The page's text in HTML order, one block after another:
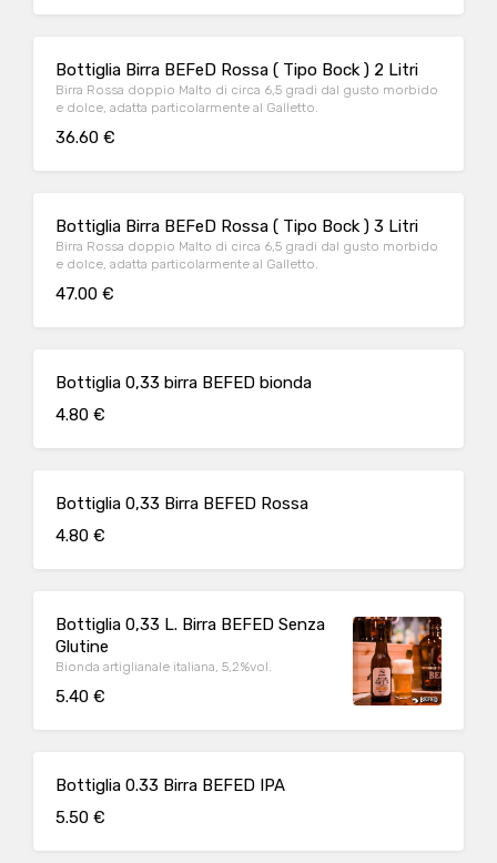
Bottiglia Birra BEFeD Rossa ( Tipo Bock ) 2 Litri
Birra Rossa doppio Malto di circa 6,5 gradi dal gusto morbido
e dolce, adatta particolarmente al Galletto.
36.60 €
Bottiglia Birra BEFeD Rossa ( Tipo Bock ) 3 Litri
Birra Rossa doppio Malto di circa 6,5 gradi dal gusto morbido
e dolce, adatta particolarmente al Galletto.
47.00 €
Bottiglia 0,33 birra BEFED bionda
4.80 €
Bottiglia 0,33 Birra BEFED Rossa
4.80 €
Bottiglia 0,33 L. Birra BEFED Senza
Glutine
Bionda artiglianale italiana, 5,2%vol.
5.40 €
Bottiglia 0.33 Birra BEFED IPA
5.50 €